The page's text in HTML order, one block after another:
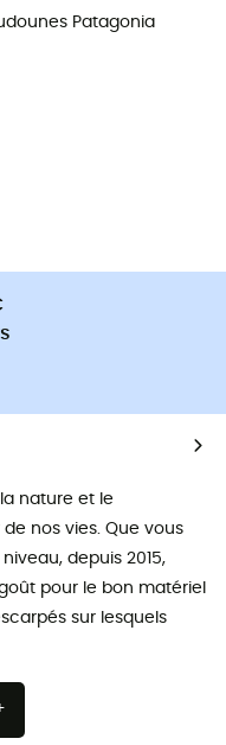
Patagonia
nature et le
nos vies. Que vous
depuis 2015,
pour le bon matériel
sur lesquels